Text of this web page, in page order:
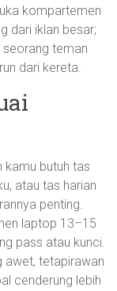
kompartemen
dari iklan besar;
teman
dari kereta.
kamu butuh tas
atau tas harian
penting.
laptop 13–15
pass atau kunci.
awet, tetapirawan
cenderung lebih